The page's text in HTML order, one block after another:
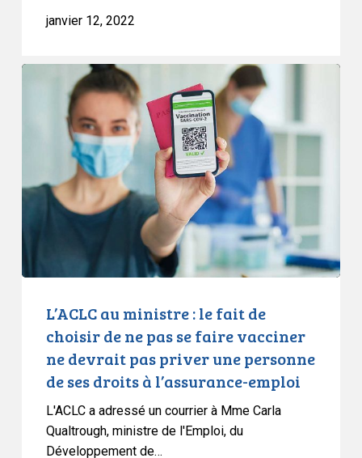
janvier 12, 2022
L’ACLC
ministre
vacciner
devrait
priver
L’ACLC au ministre : le fait de
choisir de ne pas se faire vacciner
ne devrait pas priver une personne
de ses droits à l’assurance-emploi
L'ACLC a adressé un courrier à Mme Carla
Qualtrough, ministre de l'Emploi, du
Développement de…